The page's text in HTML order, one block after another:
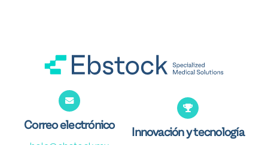
Correo electrónico
Innovación y tecnología